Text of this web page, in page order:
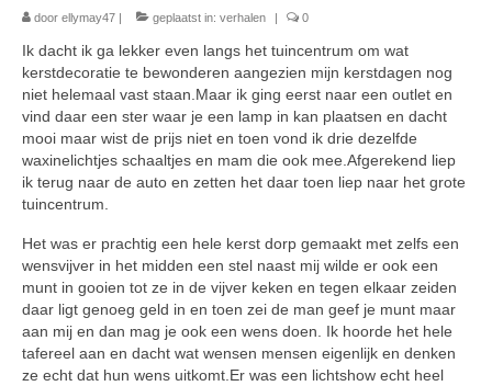
door ellymay47 | geplaatst in: verhalen | 0
Ik dacht ik ga lekker even langs het tuincentrum om wat
kerstdecoratie te bewonderen aangezien mijn kerstdagen nog
niet helemaal vast staan.Maar ik ging eerst naar een outlet en
vind daar een ster waar je een lamp in kan plaatsen en dacht
mooi maar wist de prijs niet en toen vond ik drie dezelfde
waxinelichtjes schaaltjes en mam die ook mee.Afgerekend liep
ik terug naar de auto en zetten het daar toen liep naar het grote
tuincentrum.
Het was er prachtig een hele kerst dorp gemaakt met zelfs een
wensvijver in het midden een stel naast mij wilde er ook een
munt in gooien tot ze in de vijver keken en tegen elkaar zeiden
daar ligt genoeg geld in en toen zei de man geef je munt maar
aan mij en dan mag je ook een wens doen. Ik hoorde het hele
tafereel aan en dacht wat wensen mensen eigenlijk en denken
ze echt dat hun wens uitkomt.Er was een lichtshow echt heel